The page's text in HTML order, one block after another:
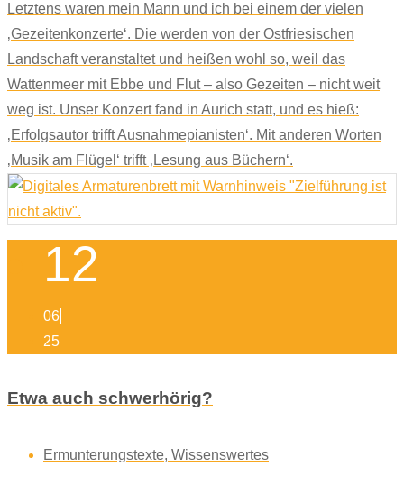
Letztens waren mein Mann und ich bei einem der vielen
‚Gezeitenkonzerte‘. Die werden von der Ostfriesischen
Landschaft veranstaltet und heißen wohl so, weil das
Wattenmeer mit Ebbe und Flut – also Gezeiten – nicht weit
weg ist. Unser Konzert fand in Aurich statt, und es hieß:
‚Erfolgsautor trifft Ausnahmepianisten‘. Mit anderen Worten
‚Musik am Flügel‘ trifft ‚Lesung aus Büchern‘.
12
06
25
Etwa auch schwerhörig?
Ermunterungstexte, Wissenswertes